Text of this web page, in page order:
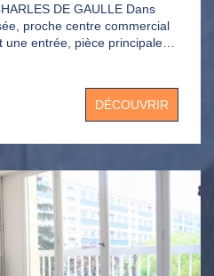
DE GAULLE Dans
proche centre commercial
pièce principale
et eau
pour charges. Libre de
DÉCOUVRIR